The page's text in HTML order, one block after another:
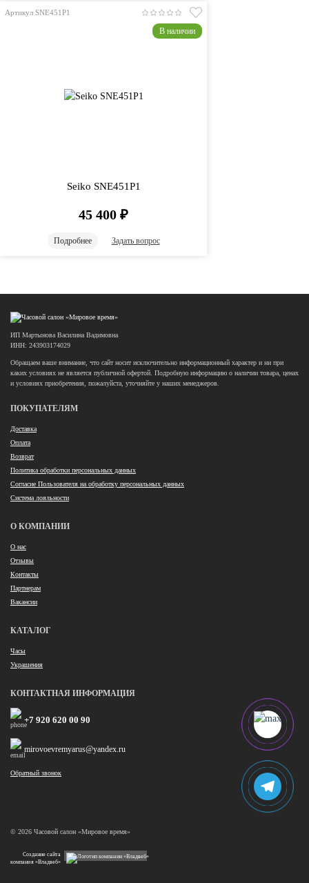
Артикул SNE451P1
В наличии
Seiko SNE451P1
45 400 ₽
Подробнее Задать вопрос
ИП Мартынова Василина Вадимовна
ИНН: 243903174029
Обращаем ваше внимание, что сайт носит исключительно информационный характер и ни при
каких условиях не является публичной офертой. Подробную информацию о наличии товара, ценах
и условиях приобретения, пожалуйста, уточняйте у наших менеджеров.
ПОКУПАТЕЛЯМ
Доставка
Оплата
Возврат
Политика обработки персональных данных
Согласие Пользователя на обработку персональных данных
Система лояльности
О КОМПАНИИ
О нас
Отзывы
Контакты
Партнерам
Вакансии
КАТАЛОГ
Часы
Украшения
КОНТАКТНАЯ ИНФОРМАЦИЯ
+7 920 620 00 90
mirovoevremyarus@yandex.ru
Обратный звонок
© 2026 Часовой салон «Мировое время»
Создание сайта
компания «Владвеб»